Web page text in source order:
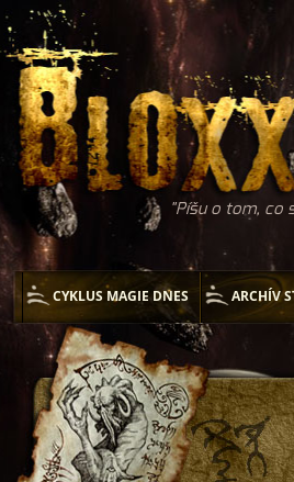
Píšu o tom, co
CYKLUS MAGIE DNES ARCHÍV